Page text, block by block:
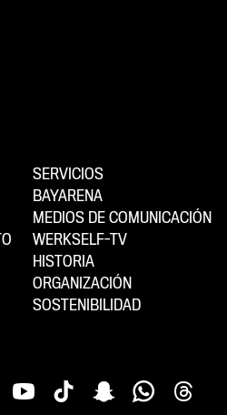
SERVICIOS
BAYARENA
MEDIOS DE COMUNICACIÓN
WERKSELF-TV
HISTORIA
ORGANIZACIÓN
SOSTENIBILIDAD